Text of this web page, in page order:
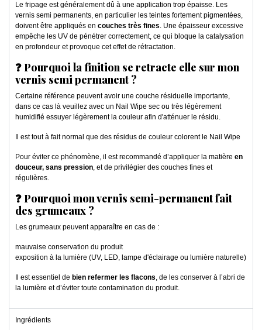
Le fripage est généralement dû à une application trop épaisse. Les
vernis semi permanents, en particulier les teintes fortement pigmentées,
doivent être appliqués en couches très fines. Une épaisseur excessive
empêche les UV de pénétrer correctement, ce qui bloque la catalysation
en profondeur et provoque cet effet de rétractation.
❓ Pourquoi la finition se retracte elle sur mon
vernis semi permanent ?
Certaine référence peuvent avoir une couche résiduelle importante,
dans ce cas là veuillez avec un Nail Wipe sec ou très légèrement
humidifié essuyer légèrement la couleur afin d'atténuer le résidu.
Il est tout à fait normal que des résidus de couleur colorent le Nail Wipe
Pour éviter ce phénomène, il est recommandé d’appliquer la matière en
douceur, sans pression, et de privilégier des couches fines et
régulières.
❓ Pourquoi mon vernis semi-permanent fait
des grumeaux ?
Les grumeaux peuvent apparaître en cas de :
mauvaise conservation du produit
exposition à la lumière (UV, LED, lampe d'éclairage ou lumière naturelle)
Il est essentiel de bien refermer les flacons, de les conserver à l’abri de
la lumière et d’éviter toute contamination du produit.
Ingrédients